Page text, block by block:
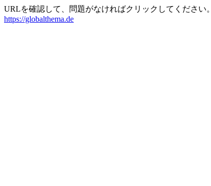
URLを確認して、問題がなければクリックしてください。
https://globalthema.de